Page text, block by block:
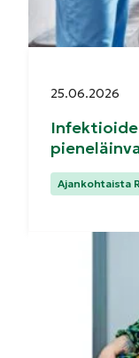
Julkaistu:
25.06.2026
Kategoriat:
Ajankohtaista